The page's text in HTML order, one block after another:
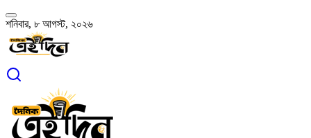
শনিবার, ৮ আগস্ট, ২০২৬